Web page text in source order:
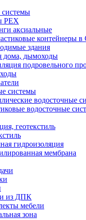
системы
PEX
аксиальные
контейнеры в
здания
дома, дымоходы
подровельного
системы
водосточные
водосточные
геотекстиль
гидроизоляция
мембрана
из ДПК
мебели
зона